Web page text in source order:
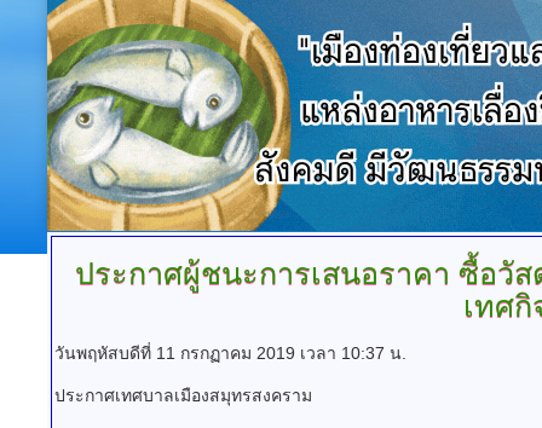
ประกาศผู้ชนะการเสนอราคา ซื้อวัส
เทศกิ
วันพฤหัสบดีที่ 11 กรกฏาคม 2019 เวลา 10:37 น.
ประกาศเทศบาลเมืองสมุทรสงคราม